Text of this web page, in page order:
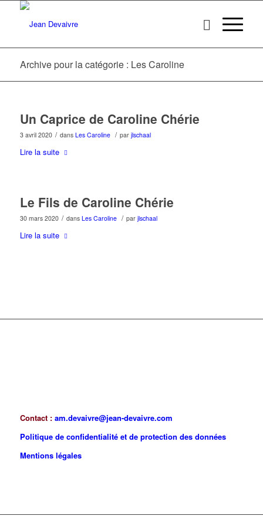
Archive pour la catégorie : Les Caroline
Un Caprice de Caroline Chérie
3 avril 2020 / dans Les Caroline / par jlschaal
Lire la suite
Le Fils de Caroline Chérie
30 mars 2020 / dans Les Caroline / par jlschaal
Lire la suite
Contact : am.devaivre@jean-devaivre.com
Politique de confidentialité et de protection des données
Mentions légales